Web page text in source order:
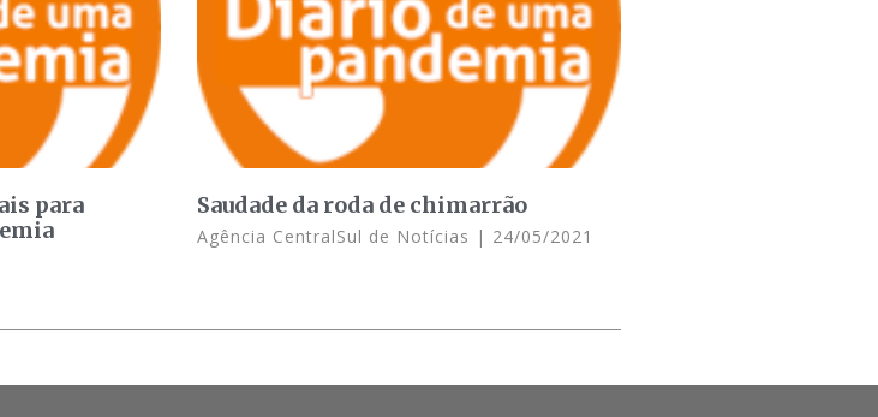
para
Saudade da roda de chimarrão
Agência CentralSul de Notícias 24/05/2021